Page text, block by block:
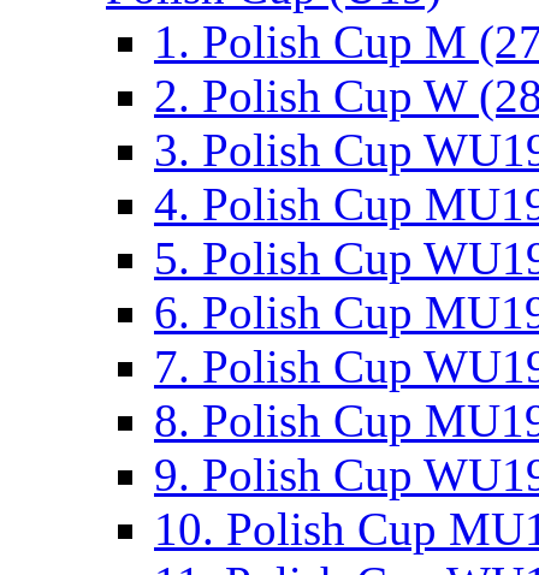
1. Polish Cup M
2. Polish Cup W
3. Polish Cup
4. Polish Cup
5. Polish Cup
6. Polish Cup
7. Polish Cup
8. Polish Cup
9. Polish Cup
10. Polish Cup